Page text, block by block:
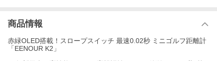
商品情報
赤緑OLED搭載！スロープスイッチ 最速0.02秒 ミニゴルフ距離計
「EENOUR K2」